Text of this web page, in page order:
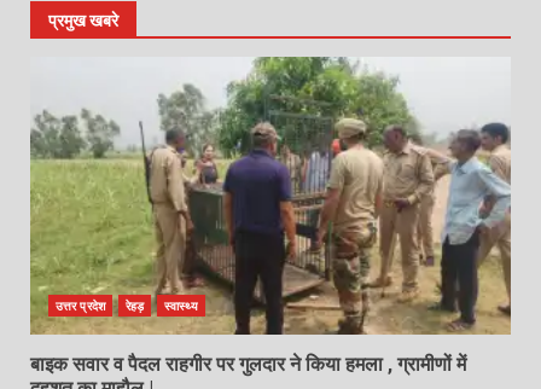
प्रमुख खबरे
उत्तर प्रदेश रेहड़ स्वास्थ्य
बाइक सवार व पैदल राहगीर पर गुलदार ने किया हमला , ग्रामीणों में